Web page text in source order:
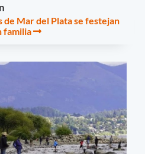
de Mar del Plata se festejan
familia